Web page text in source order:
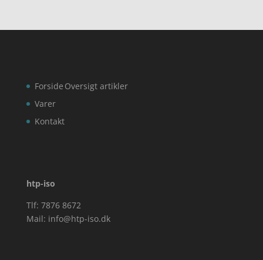
Forside
Varer
Kontakt
Oversigt artikler
htp-iso
Tlf: 7876 8672
Mail: info@htp-iso.dk